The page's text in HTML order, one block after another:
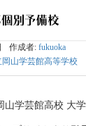
作成者: fukuoka
岡山学芸館高等学校
山学芸館高校 大